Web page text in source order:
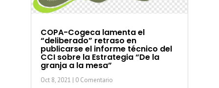
COPA-Cogeca lamenta el
“deliberado” retraso en
publicarse el informe técnico del
CCI sobre la Estrategia “De la
granja a la mesa”
Oct 8, 2021 | 0 Comentario